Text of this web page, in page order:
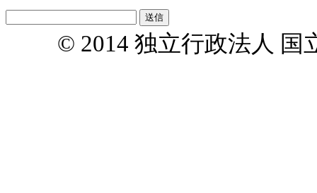
© 2014 独立行政法人 国